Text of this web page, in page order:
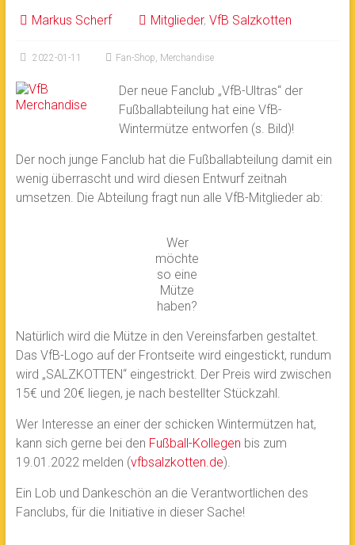
Markus Scherf Mitglieder, VfB Salzkotten
2022-01-11 Fan-Shop, Merchandise
Der neue Fanclub „VfB-Ultras“ der
Fußballabteilung hat eine VfB-
Wintermütze entworfen (s. Bild)!
Der noch junge Fanclub hat die Fußballabteilung damit ein
wenig überrascht und wird diesen Entwurf zeitnah
umsetzen. Die Abteilung fragt nun alle VfB-Mitglieder ab:
Wer
möchte
so eine
Mütze
haben?
Natürlich wird die Mütze in den Vereinsfarben gestaltet.
Das VfB-Logo auf der Frontseite wird eingestickt, rundum
wird „SALZKOTTEN“ eingestrickt. Der Preis wird zwischen
15€ und 20€ liegen, je nach bestellter Stückzahl.
Wer Interesse an einer der schicken Wintermützen hat,
kann sich gerne bei den Fußball-Kollegen bis zum
19.01.2022 melden (vfbsalzkotten.de).
Ein Lob und Dankeschön an die Verantwortlichen des
Fanclubs, für die Initiative in dieser Sache!